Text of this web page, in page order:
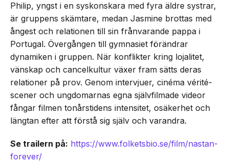
Philip, yngst i en syskonskara med fyra äldre systrar,
är gruppens skämtare, medan Jasmine brottas med
ångest och relationen till sin frånvarande pappa i
Portugal. Övergången till gymnasiet förändrar
dynamiken i gruppen. När konflikter kring lojalitet,
vänskap och cancelkultur växer fram sätts deras
relationer på prov. Genom intervjuer, cinéma vérité-
scener och ungdomarnas egna självfilmade videor
fångar filmen tonårstidens intensitet, osäkerhet och
längtan efter att förstå sig själv och varandra.
Se trailern på: https://www.folketsbio.se/film/nastan-
forever/